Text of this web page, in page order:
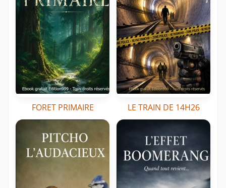
FORET PRIMAIRE LE TRAIN DE 14H26